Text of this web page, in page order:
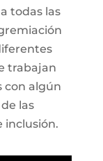
todas las
trabajan
con algún
las
inclusión.